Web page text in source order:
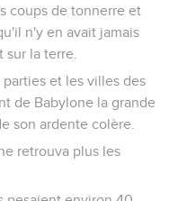
coups de tonnerre et
n'y en avait jamais
la terre.
et les villes des
de Babylone la grande
son ardente colère.
retrouva plus les